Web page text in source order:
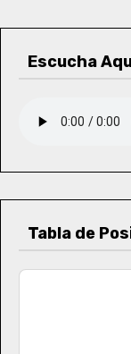
Escucha
Tabla de